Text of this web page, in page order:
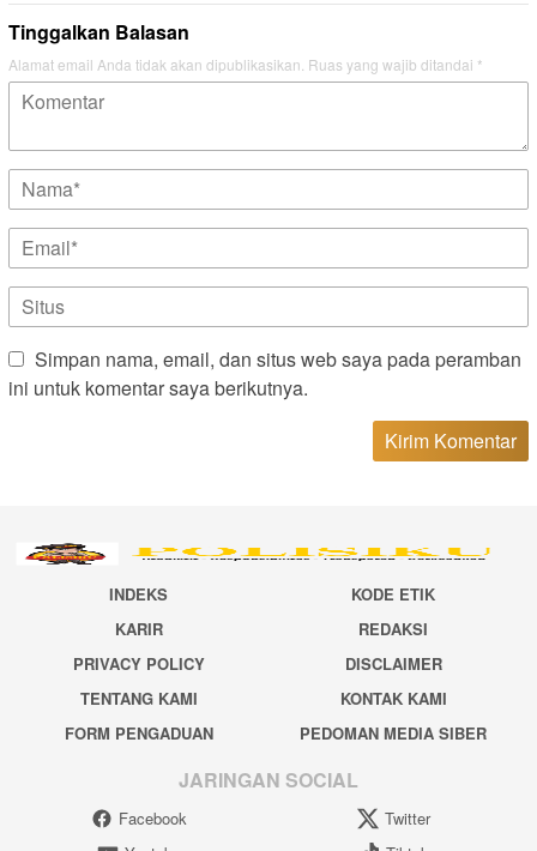
Tinggalkan Balasan
Alamat email Anda tidak akan dipublikasikan. Ruas yang wajib ditandai *
Simpan nama, email, dan situs web saya pada peramban
ini untuk komentar saya berikutnya.
INDEKS
KODE ETIK
KARIR
REDAKSI
PRIVACY POLICY
DISCLAIMER
TENTANG KAMI
KONTAK KAMI
FORM PENGADUAN
PEDOMAN MEDIA SIBER
JARINGAN SOCIAL
Facebook
Twitter